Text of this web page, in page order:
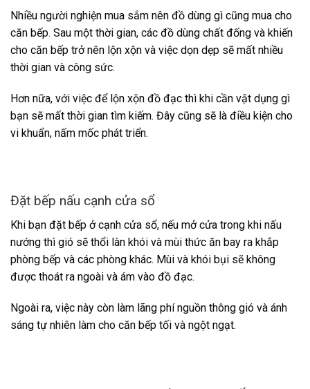
Nhiều người nghiện mua sắm nên đồ dùng gì cũng mua cho
căn bếp. Sau một thời gian, các đồ dùng chất đống và khiến
cho căn bếp trở nên lộn xộn và việc dọn dẹp sẽ mất nhiều
thời gian và công sức.
Hơn nữa, với việc để lộn xộn đồ đạc thì khi cần vật dụng gì
bạn sẽ mất thời gian tìm kiếm. Đây cũng sẽ là điều kiện cho
vi khuẩn, nấm mốc phát triển.
Đặt bếp nấu cạnh cửa sổ
Khi bạn đặt bếp ở cạnh cửa sổ, nếu mở cửa trong khi nấu
nướng thì gió sẽ thổi làn khói và mùi thức ăn bay ra khắp
phòng bếp và các phòng khác. Mùi và khói bụi sẽ không
được thoát ra ngoài và ám vào đồ đạc.
Ngoài ra, việc này còn làm lãng phí nguồn thông gió và ánh
sáng tự nhiên làm cho căn bếp tối và ngột ngạt.